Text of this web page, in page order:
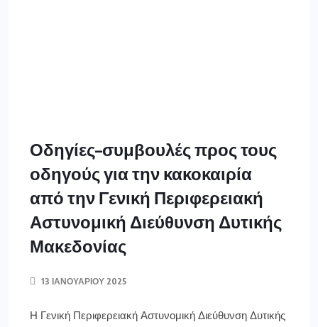
Οδηγίες–συμβουλές προς τους
οδηγούς για την κακοκαιρία
από την Γενική Περιφερειακή
Αστυνομική Διεύθυνση Δυτικής
Μακεδονίας
13 ΙΑΝΟΥΑΡΊΟΥ 2025
Η Γενική Περιφερειακή Αστυνομική Διεύθυνση Δυτικής